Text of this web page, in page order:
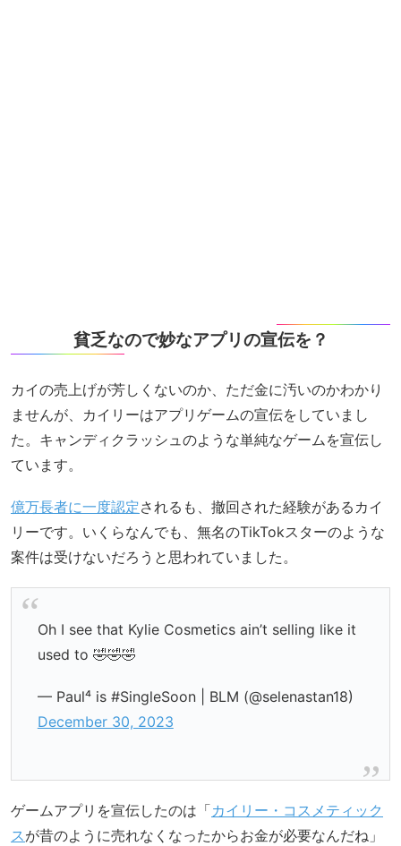
貧乏なので妙なアプリの宣伝を？
カイの売上げが芳しくないのか、ただ金に汚いのかわかり
ませんが、カイリーはアプリゲームの宣伝をしていまし
た。キャンディクラッシュのような単純なゲームを宣伝し
ています。
億万長者に一度認定されるも、撤回された経験があるカイ
リーです。いくらなんでも、無名のTikTokスターのような
案件は受けないだろうと思われていました。
Oh I see that Kylie Cosmetics ain’t selling like it
used to 🤣🤣🤣
— Paul⁴ is #SingleSoon | BLM (@selenastan18)
December 30, 2023
ゲームアプリを宣伝したのは「カイリー・コスメティック
スが昔のように売れなくなったからお金が必要なんだね」